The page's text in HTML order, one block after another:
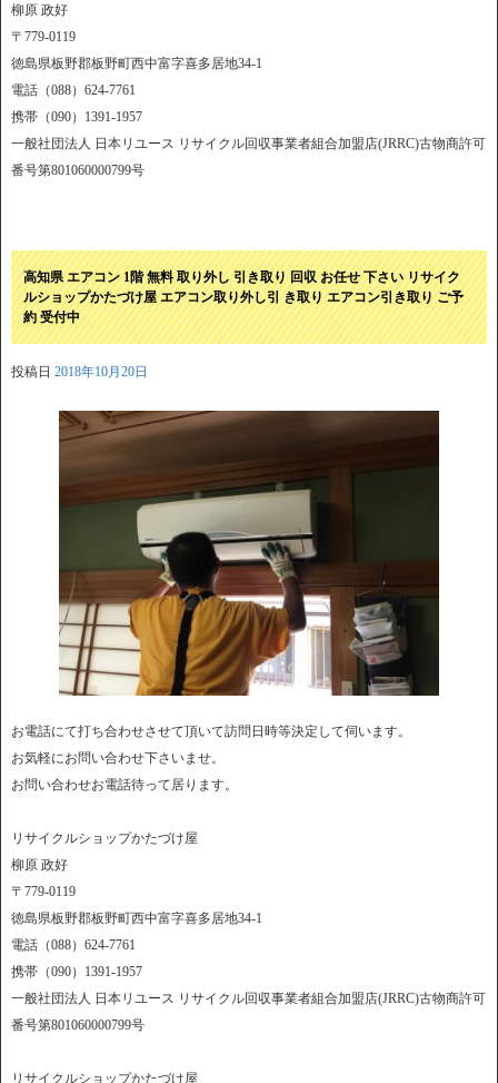
柳原 政好
〒779-0119
徳島県板野郡板野町西中富字喜多居地34-1
電話（088）624-7761
携帯（090）1391-1957
一般社団法人 日本リユース リサイクル回収事業者組合加盟店(JRRC)古物商許可
番号第801060000799号
高知県 エアコン 1階 無料 取り外し 引き取り 回収 お任せ 下さい リサイク
ルショップかたづけ屋 エアコン取り外し引 き取り エアコン引き取り ご予
約 受付中
投稿日 2018年10月20日
お電話にて打ち合わせさせて頂いて訪問日時等決定して伺います。
お気軽にお問い合わせ下さいませ。
お問い合わせお電話待って居ります。
リサイクルショップかたづけ屋
柳原 政好
〒779-0119
徳島県板野郡板野町西中富字喜多居地34-1
電話（088）624-7761
携帯（090）1391-1957
一般社団法人 日本リユース リサイクル回収事業者組合加盟店(JRRC)古物商許可
番号第801060000799号
リサイクルショップかたづけ屋